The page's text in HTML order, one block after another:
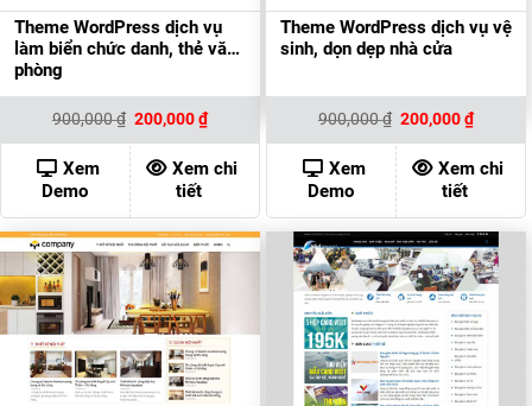
Theme WordPress dịch vụ
làm biển chức danh, thẻ văn
phòng
900,000₫ Giá
là:
900,000 ₫.
200,000₫Giá
hiện
tại
là:
200,000 ₫.
Xem
Demo
Xem chi
tiết
Theme WordPress dịch vụ vệ
sinh, dọn dẹp nhà cửa
900,000₫ Giá
là:
900,000 ₫.
200,000₫Giá
hiện
tại
là:
Xem
Demo
Xem chi
tiết